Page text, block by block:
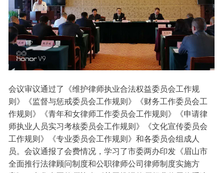
会议审议通过了《维护律师执业合法权益委员会工作规
则》《监督与惩戒委员会工作规则》《财务工作委员会工
作规则》《青年和女律师工作委员会工作规则》《申请律
师执业人员实习考核委员会工作规则》《文化宣传委员会
工作规则》《专业委员会工作规则》和各委员会组成人
员。会议通报了会费情况，学习了市委两办印发《眉山市
全面推行法律顾问制度和公职律师公司律师制度实施方